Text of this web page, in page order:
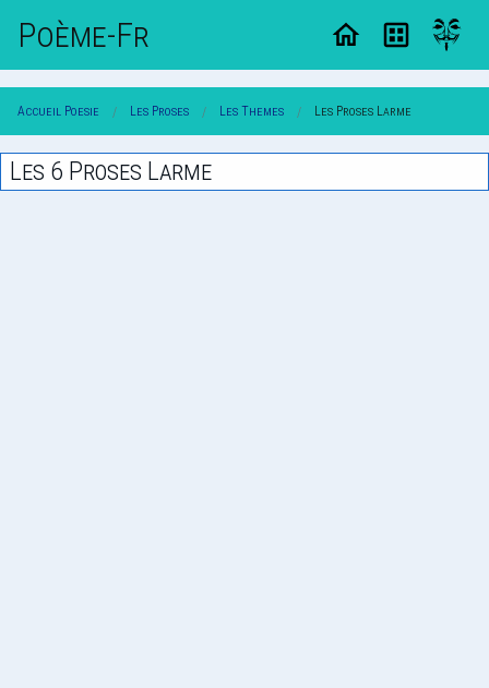
Poème-Fr
Accueil Poesie Les Proses Les Themes Les Proses Larme
Les 6 Proses Larme